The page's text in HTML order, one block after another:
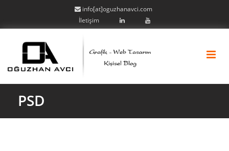
info[at]oguzhanavci.com
İletişim
PSD